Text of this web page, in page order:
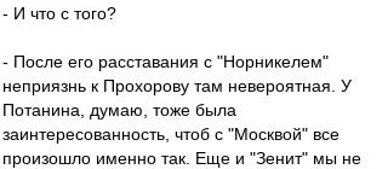
- И что с того?
- После его расставания с "Норникелем"
неприязнь к Прохорову там невероятная. У
Потанина, думаю, тоже была
заинтересованность, чтоб с "Москвой" все
произошло именно так. Еще и "Зенит" мы не